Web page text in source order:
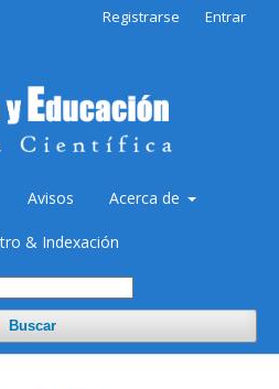
Avisos Acerca de
& Indexación
Buscar
Registrarse Entrar